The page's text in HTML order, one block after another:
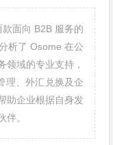
面向 B2B 服务的
析了 Osome 在公
领域的专业支持，
理、外汇兑换及企
助企业根据自身发
伴。